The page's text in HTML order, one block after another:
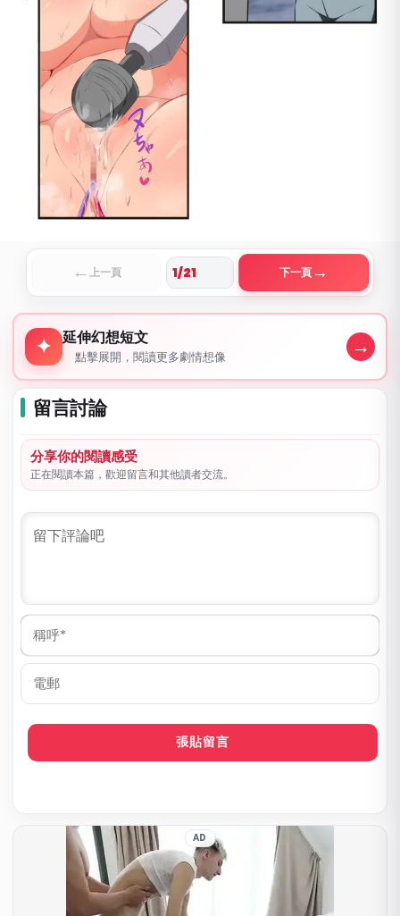
← 上一頁 下一頁→
延伸幻想短文
✦ 延伸幻想短文
點擊展開，閱讀更多劇情想像 →
留言討論
分享你的閱讀感受
正在閱讀本篇，歡迎留言和其他讀者交流。
稱
*
郵
AD